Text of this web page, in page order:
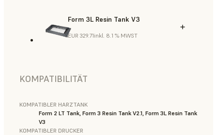
Form 3L Resin Tank V3
EUR 329.71inkl. 8.1 % MWST
KOMPATIBILITÄT
KOMPATIBLER HARZTANK
Form 2 LT Tank, Form 3 Resin Tank V2.1, Form 3L Resin Tank
V3
KOMPATIBLER DRUCKER